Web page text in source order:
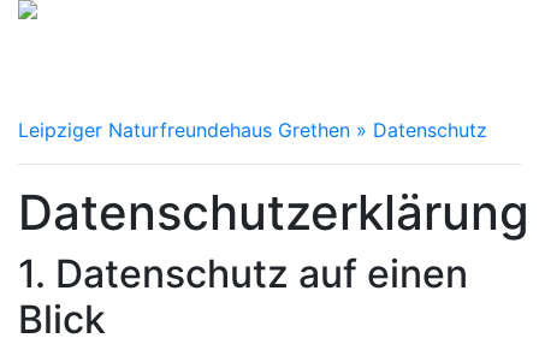
Leipziger Naturfreundehaus Grethen » Datenschutz
Datenschutzerklärung
1. Datenschutz auf einen
Blick